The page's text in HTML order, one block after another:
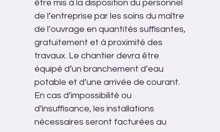
être mis à la disposition du personnel
de l’entreprise par les soins du maître
de l’ouvrage en quantités suffisantes,
gratuitement et à proximité des
travaux. Le chantier devra être
équipé d’un branchement d’eau
potable et d’une arrivée de courant.
En cas d’impossibilité ou
d’insuffisance, les installations
nécessaires seront facturées au